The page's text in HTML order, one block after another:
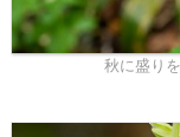
秋に盛り